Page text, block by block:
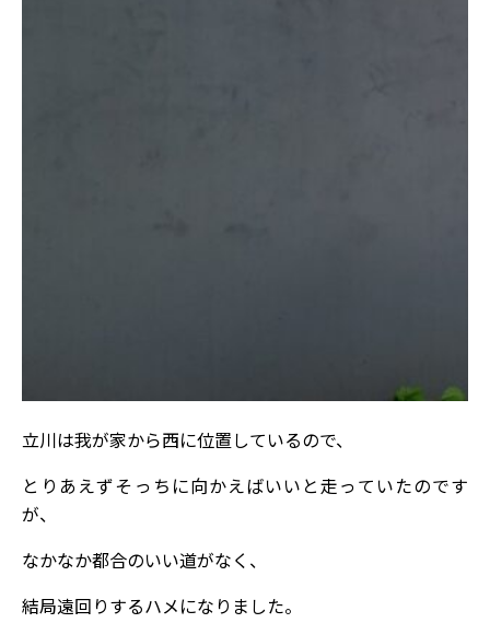
立川は我が家から西に位置しているので、
とりあえずそっちに向かえばいいと走っていたのです
が、
なかなか都合のいい道がなく、
結局遠回りするハメになりました。